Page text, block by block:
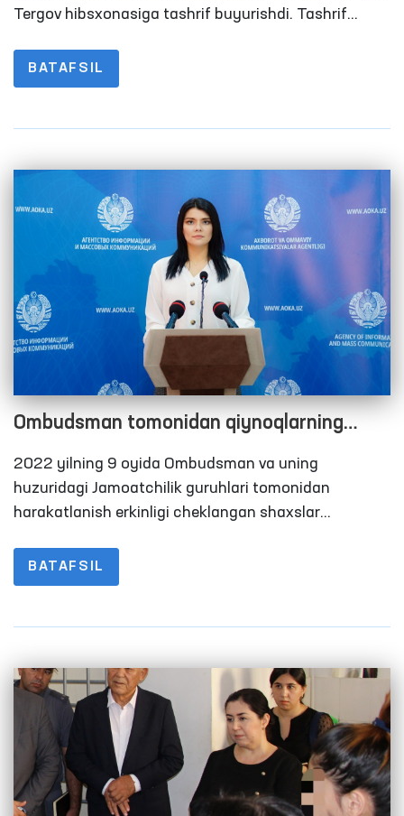
Tergov hibsxonasiga tashrif buyurishdi. Tashrif
va oziq-ovqat taʼminoti o‘rganildi.
BATAFSIL
Ombudsman tomonidan qiynoqlarning
oldini olish bo‘yicha Milliy preventiv
mexanizm doirasida 2022 yilning 9 oyida
amalga oshirilgan monitoring tashriflari
2022 yilning 9 oyida Ombudsman va uning
huzuridagi Jamoatchilik guruhlari tomonidan
harakatlanish erkinligi cheklangan shaxslar
amalga oshirildi. Ushbu ko‘rsatkich 2021-yilning 9
oyida 120 ta, 2020 yilning 9 oyida 68 tani tashkil
BATAFSIL